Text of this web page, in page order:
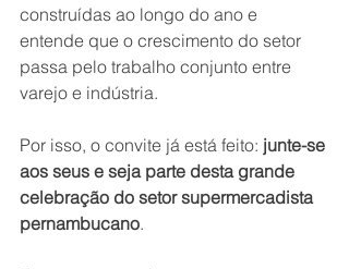
construídas ao longo do ano e
entende que o crescimento do setor
passa pelo trabalho conjunto entre
varejo e indústria.
Por isso, o convite já está feito: junte-se
aos seus e seja parte desta grande
celebração do setor supermercadista
pernambucano.